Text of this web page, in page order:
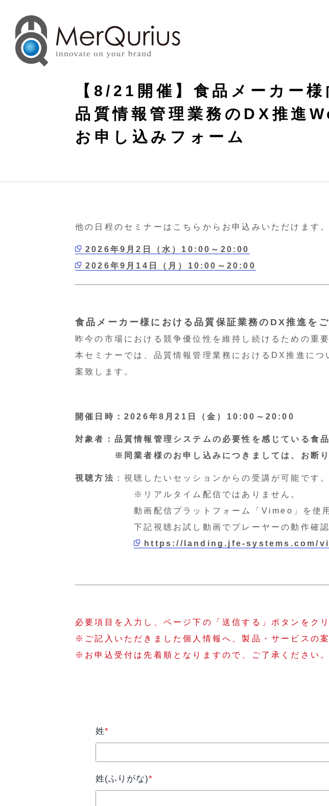
【8/21開催】食品メーカー様
品質情報管理業務のDX推進
お申し込みフォーム
他の日程のセミナーはこちらからお申込みいただけます。
2026年9月2日（水）10:00～20:00
2026年9月14日（月）10:00～20:00
食品メーカー様における品質保証業務のDX推進をご
昨今の市場における競争優位性を維持し続けるための重
本セミナーでは、品質情報管理業務におけるDX推進に
案致します。
開催日時：2026年8月21日（金）10:00～20:00
対象者：品質情報管理システムの必要性を感じている食
※同業者様のお申し込みにつきましては、お断りさ
視聴方法 ：視聴したいセッションからの受講が可能です
※リアルタイム配信ではありません。
動画配信プラットフォーム「Vimeo」を使用し
下記視聴お試し動画でプレーヤーの動作確認が
https://landing.jfe-systems.com/
必要項目を入力し、ページ下の「送信する」ボタンをク
※ご記入いただきました個人情報へ、製品・サービスの
※お申込受付は先着順となりますので、ご了承ください。
姓*
姓(ふりがな)*